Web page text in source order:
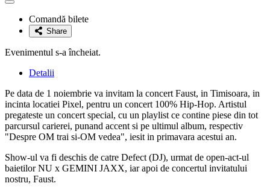
Adaugă
favoriteComandă bilete
Share
Evenimentul s-a încheiat.
Detalii
Pe data de 1 noiembrie va invitam la concert Faust, in Timisoara, in
incinta locatiei Pixel, pentru un concert 100% Hip-Hop. Artistul
pregateste un concert special, cu un playlist ce contine piese din tot
parcursul carierei, punand accent si pe ultimul album, respectiv
"Despre OM trai si-OM vedea", iesit in primavara acestui an.
Show-ul va fi deschis de catre Defect (DJ), urmat de open-act-ul
baietilor NU x GEMINI JAXX, iar apoi de concertul invitatului
nostru, Faust.